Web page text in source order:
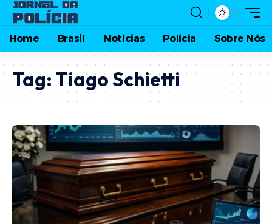
Home Brasil Notícias Polícia Sobre Nós
Tag: Tiago Schietti